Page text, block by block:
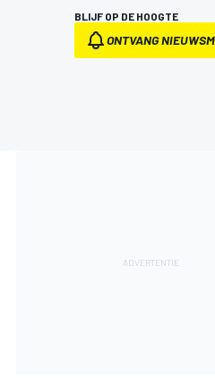
BLIJF OP DE HOOGTE
ONTVANG